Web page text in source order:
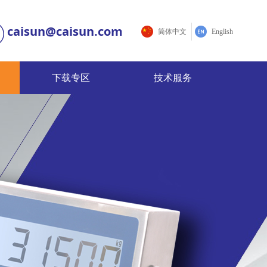
下载专区
下载专区
技术服务
caisun@caisun.com 简体中文 English